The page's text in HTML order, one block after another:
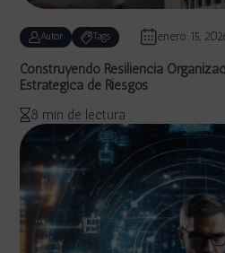
Autor Tags enero 15,
Construyendo Resiliencia
Estratégica de Riesgos
8 min de lectura